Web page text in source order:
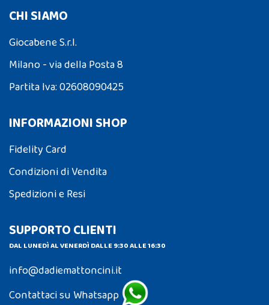
CHI SIAMO
Giocabene S.r.l.
Milano - via della Posta 8
Partita Iva: 02608090425
INFORMAZIONI SHOP
Fidelity Card
Condizioni di Vendita
Spedizioni e Resi
SUPPORTO CLIENTI
DAL LUNEDÌ AL VENERDÌ DALLE 9:30 ALLE 16:30
info@dadiemattoncini.it
Contattaci su Whatsapp